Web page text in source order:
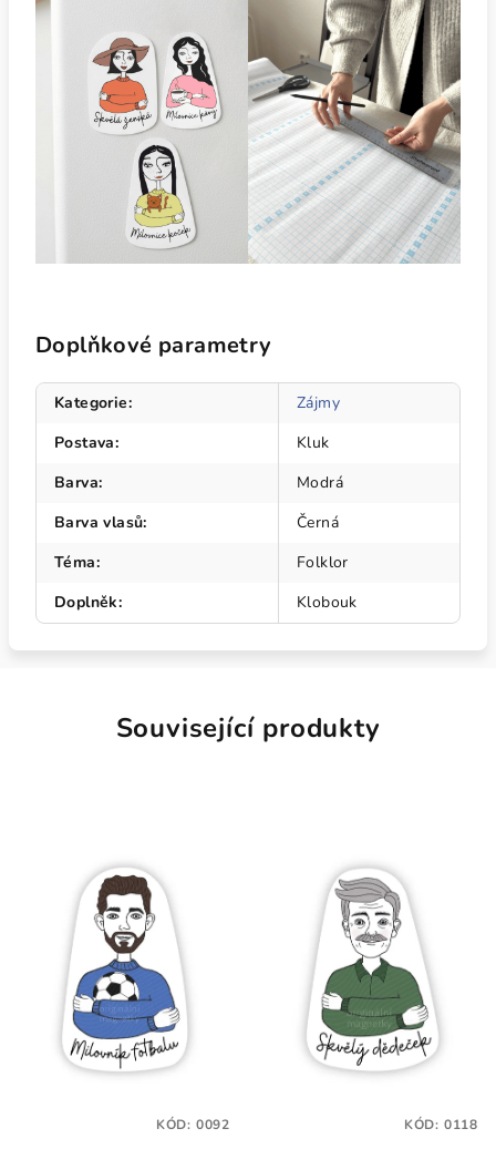
Doplňkové parametry
Kategorie:
Zájmy
Postava:
Kluk
Barva:
Modrá
Barva vlasů:
Černá
Téma:
Folklor
Doplněk: Klobouk
Související produkty
KÓD: 0092 KÓD: 0118